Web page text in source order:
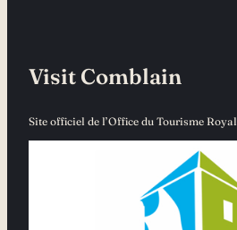
Visit Comblain
Site officiel de l’Office du Tourisme Royal